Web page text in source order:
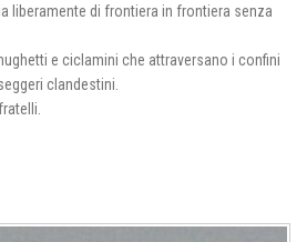
liberamente di frontiera in frontiera senza
e ciclamini che attraversano i confini
clandestini.